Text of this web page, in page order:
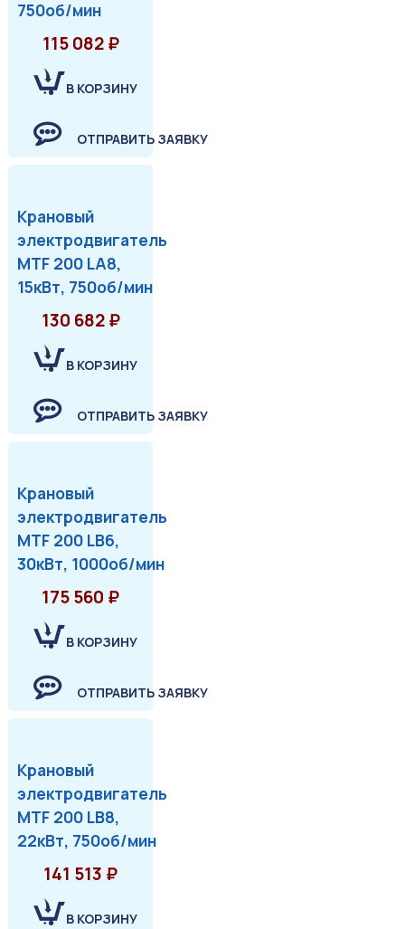
750об/мин
115 082 ₽
В КОРЗИНУ
ОТПРАВИТЬ ЗАЯВКУ
Крановый
электродвигатель
MTF 200 LA8,
15кВт, 750об/мин
130 682 ₽
В КОРЗИНУ
ОТПРАВИТЬ ЗАЯВКУ
Крановый
электродвигатель
MTF 200 LB6,
30кВт, 1000об/мин
175 560 ₽
В КОРЗИНУ
ОТПРАВИТЬ ЗАЯВКУ
Крановый
электродвигатель
MTF 200 LB8,
22кВт, 750об/мин
141 513 ₽
В КОРЗИНУ